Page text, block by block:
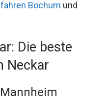
Bochum und
Die beste
Neckar